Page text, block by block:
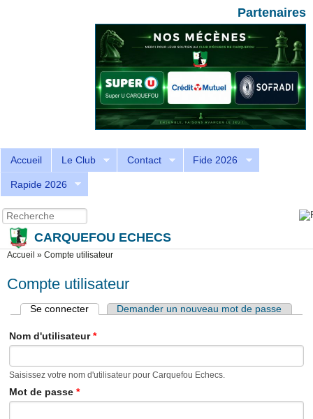
Partenaires
Accueil Le Club Contact Fide 2026
Rapide 2026
Formulaire de recherche
Recherche
CARQUEFOU ECHECS
Vous êtes ici
Accueil » Compte utilisateur
Compte utilisateur
Onglets principaux
Se connecter (onglet actif)Demander un nouveau mot de passe
Nom d'utilisateur *
Saisissez votre nom d'utilisateur pour Carquefou Echecs.
Mot de passe *